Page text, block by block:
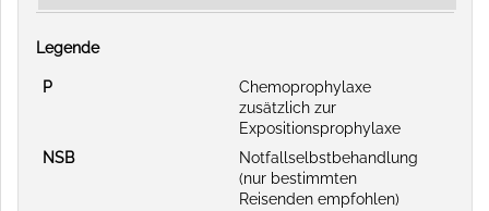
Legende
P
Chemoprophylaxe
zusätzlich zur
Expositionsprophylaxe
NSB
Notfallselbstbehandlung
(nur bestimmten
Reisenden empfohlen)